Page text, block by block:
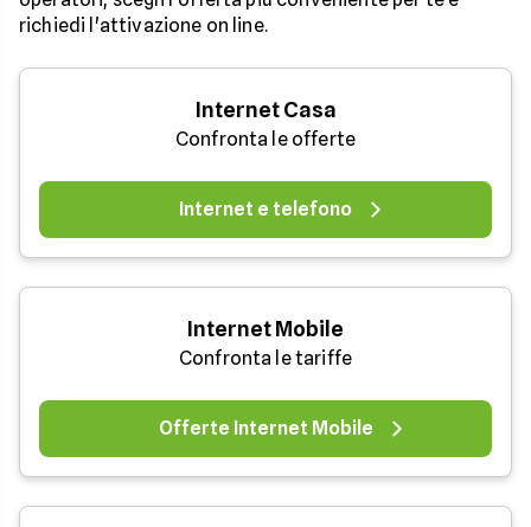
richiedi l'attivazione on line.
Internet Casa
Confronta le offerte
Internet e telefono
Internet Mobile
Confronta le tariffe
Offerte Internet Mobile